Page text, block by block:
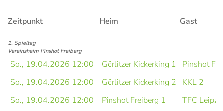
Zeitpunkt Heim Gast
1. Spieltag
Vereinsheim Pinshot Freiberg
So., 19.04.2026 12:00 Görlitzer Kickerking 1
Pinshot
So., 19.04.2026 12:00
Görlitzer Kickerking 2
KKL 2
So., 19.04.2026 12:00
Pinshot Freiberg 1 TFC